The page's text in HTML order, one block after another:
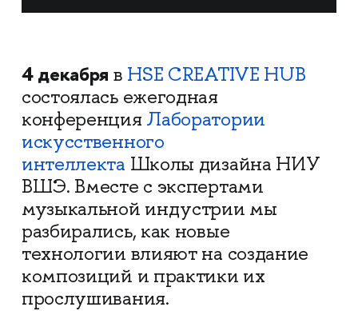
4 декабря в HSE CREATIVE HUB
состоялась ежегодная
конференция Лаборатории
искусственного
интеллекта Школы дизайна НИУ
ВШЭ. Вместе с экспертами
музыкальной индустрии мы
разбирались, как новые
технологии влияют на создание
композиций и практики их
прослушивания.